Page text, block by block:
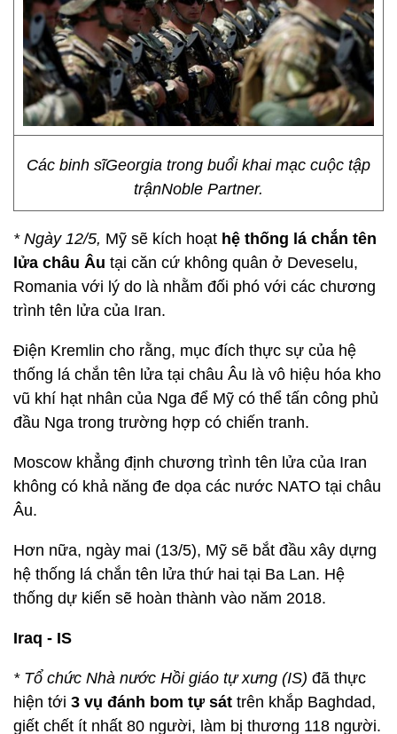
Các binh sĩGeorgia trong buổi khai mạc cuộc tập
trậnNoble Partner.
* Ngày 12/5, Mỹ sẽ kích hoạt hệ thống lá chắn tên
lửa châu Âu tại căn cứ không quân ở Deveselu,
Romania với lý do là nhằm đối phó với các chương
trình tên lửa của Iran.
Điện Kremlin cho rằng, mục đích thực sự của hệ
thống lá chắn tên lửa tại châu Âu là vô hiệu hóa kho
vũ khí hạt nhân của Nga để Mỹ có thể tấn công phủ
đầu Nga trong trường hợp có chiến tranh.
Moscow khẳng định chương trình tên lửa của Iran
không có khả năng đe dọa các nước NATO tại châu
Âu.
Hơn nữa, ngày mai (13/5), Mỹ sẽ bắt đầu xây dựng
hệ thống lá chắn tên lửa thứ hai tại Ba Lan. Hệ
thống dự kiến sẽ hoàn thành vào năm 2018.
Iraq - IS
* Tổ chức Nhà nước Hồi giáo tự xưng (IS) đã thực
hiện tới 3 vụ đánh bom tự sát trên khắp Baghdad,
giết chết ít nhất 80 người, làm bị thương 118 người.